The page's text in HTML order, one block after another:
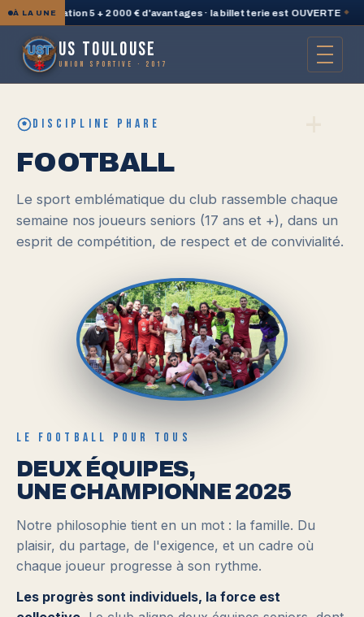
À LA UNE
PlayStation 5 + 2 000 € d'avantages · la billetterie est OUVERTE ◆ 🛍️
US TOULOUSE
UNION SPORTIVE · 2017
DISCIPLINE PHARE
FOOTBALL
Le sport emblématique du club rassemble chaque
semaine nos joueurs seniors (17 ans et +), dans un
esprit de compétition, de respect et de convivialité.
LE FOOTBALL POUR TOUS
DEUX ÉQUIPES,
UNE CHAMPIONNE 2025
Notre philosophie tient en un mot : la famille. Du
plaisir, du partage, de l'exigence, et un cadre où
chaque joueur progresse à son rythme.
Les progrès sont individuels, la force est